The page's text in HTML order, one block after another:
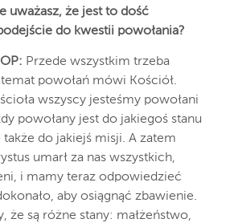
uważasz, że jest to dość
do kwestii powołania?
Przede wszystkim trzeba
powołań mówi Kościół.
wszyscy jesteśmy powołani
powołany jest do jakiegoś stanu
do jakiejś misji. A zatem
umarł za nas wszystkich,
i mamy teraz odpowiedzieć
aby osiągnąć zbawienie.
że są różne stany: małżeństwo,